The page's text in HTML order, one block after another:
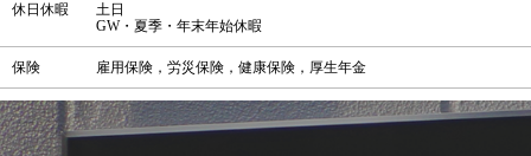
休日休暇
土日
GW・夏季・年末年始休暇
保険 雇用保険，労災保険，健康保険，厚生年金